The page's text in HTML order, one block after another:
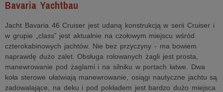
Bavaria Yachtbau
Jacht Bavaria 46 Cruiser jest udaną konstrukcją w serii Cruiser i
w grupie „class” jest aktualnie na czołowym miejscu wśród
czterokabinowych jachtów. Nie bez przyczyny - ma bowiem
naprawdę dużo zalet. Obsługa rolowanych żagli jest prosta,
manewrowanie pod żaglami i na silniku w portach łatwe. Dwa
koła sterowe ułatwiają manewrowanie, osiągi nautyczne jachtu są
zadowalające, na deku i pod pokładem jest bardzo dużo miejsca